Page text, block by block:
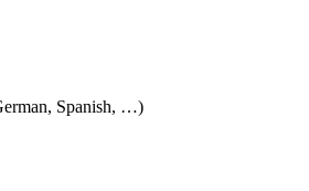
Spanish, …)